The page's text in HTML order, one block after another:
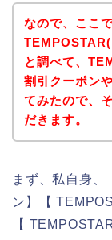
なので、ここ
と調べて、
割引クーポン
てみたので、
だきます。
まず、私自身
ン】【
【